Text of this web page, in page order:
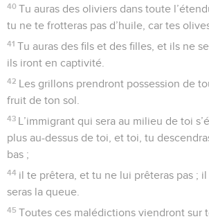
40 Tu auras des oliviers dans toute
tu ne te frotteras pas d’huile, car tes
41 Tu auras des fils et des filles, et ils ne
ils iront en captivité.
42 Les grillons prendront possession de
fruit de ton sol.
43 L’immigrant qui sera au milieu de toi
plus au-dessus de toi, et toi, tu
bas ;
44 il te prêtera, et tu ne lui prêteras pas ;
seras la queue.
45 Toutes ces malédictions viendront sur